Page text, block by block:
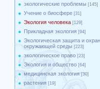
экологические проблемы [145]
Учение о биосфере [31]
Экология человека [129]
Прикладная экология [94]
Экологическая защита и
окружающей среды [223]
экологическое право [23]
Экология и общество [64]
медицинская экология [30]
растения [19]